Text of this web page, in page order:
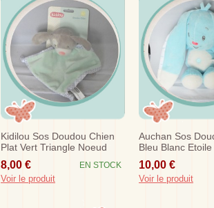
Kidilou Sos Doudou Chien
Plat Vert Triangle Noeud
8,00 € EN STOCK
Voir le produit
Auchan Sos
Bleu Blanc
Cm
10,00 €
Voir le produit